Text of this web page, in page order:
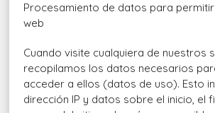
Procesamiento de datos para
web
Cuando visite cualquiera de nuestros
recopilamos los datos necesarios
acceder a ellos (datos de uso). Esto
dirección IP y datos sobre el inicio, el